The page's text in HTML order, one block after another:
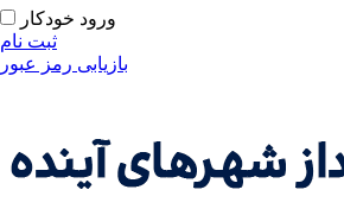
ورود خودکار
ثبت نام
بازیابی رمز عبور